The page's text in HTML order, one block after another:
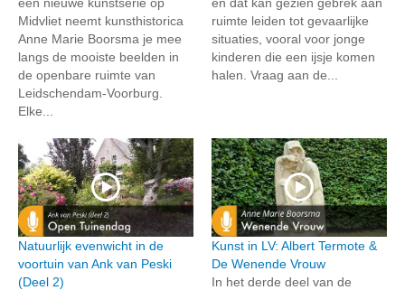
Midvliet neemt kunsthistorica
Anne Marie Boorsma je mee
langs de mooiste beelden in
de openbare ruimte van
Leidschendam-Voorburg.
Elke...
ruimte leiden tot gevaarlijke
situaties, vooral voor jonge
kinderen die een ijsje komen
halen. Vraag aan de...
Natuurlijk evenwicht in de
voortuin van Ank van Peski
(Deel 2)
Kunst in LV: Albert Termote &
De Wenende Vrouw
In het derde deel van de